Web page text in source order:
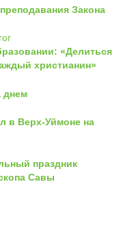
Закона
«Делиться
христианин»
днем
в Верх-Уймоне на
праздник
Савы